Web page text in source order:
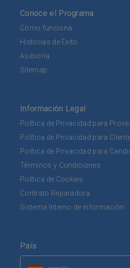
Conoce el Programa
Cómo funciona
Historias de Éxito
Asesoría
Sitemap
Información Legal
Política de Privacidad para
Política de Privacidad para
Política de Privacidad para
Términos y Condiciones
Política de Cookies
Contrato Reparadora
Sistema Interno de información
País